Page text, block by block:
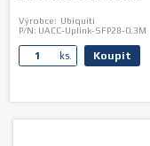
Výrobce: Ubiquiti
P/N: UACC-Uplink-SFP28-0.3M
ks. Koupit